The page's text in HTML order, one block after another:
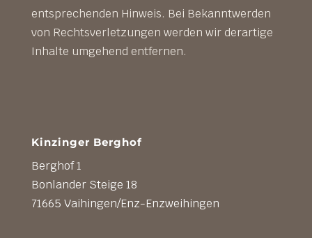
entsprechenden Hinweis. Bei Bekanntwerden
von Rechtsverletzungen werden wir derartige
Inhalte umgehend entfernen.
Kinzinger Berghof
Berghof 1
Bonlander Steige 18
71665 Vaihingen/Enz-Enzweihingen